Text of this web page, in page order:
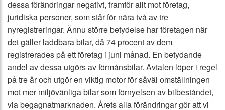
dessa förändringar negativt, framför allt mot företag,
juridiska personer, som står för nära två av tre
nyregistreringar. Ännu större betydelse har företagen när
det gäller laddbara bilar, då 74 procent av dem
registrerades på ett företag i juni månad. En betydande
andel av dessa utgörs av förmånsbilar. Avtalen löper i regel
på tre år och utgör en viktig motor för såväl omställningen
mot mer miljövänliga bilar som förnyelsen av bilbeståndet,
via begagnatmarknaden. Årets alla förändringar gör att vi